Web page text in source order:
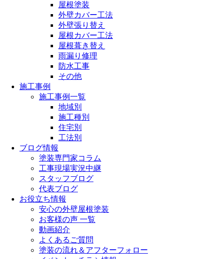
屋根塗装
外壁カバー工法
外壁張り替え
屋根カバー工法
屋根葺き替え
雨漏り修理
防水工事
その他
施工事例
施工事例一覧
地域別
施工種別
住宅別
工法別
ブログ情報
塗装専門家コラム
工事現場実況中継
スタッフブログ
代表ブログ
お役立ち情報
安心の外壁屋根塗装
お客様の声 一覧
動画紹介
よくあるご質問
塗装の流れ＆アフターフォロー